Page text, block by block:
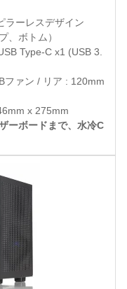
ラーレスデザイン
、ボトム）
Type-C x1 (USB 3.
ファン / リア : 120mm
x 275mm
ーボードまで、水冷C